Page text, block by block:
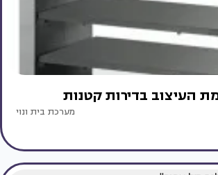
העיצוב בדירות קטנות
מערכת בית ונוי